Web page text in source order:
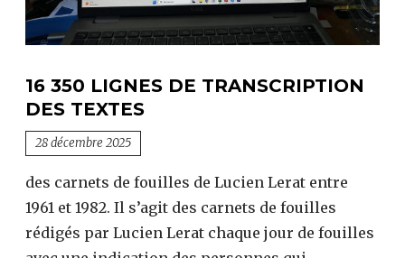
16 350 LIGNES DE TRANSCRIPTION
DES TEXTES
28 décembre 2025
des carnets de fouilles de Lucien Lerat entre
1961 et 1982. Il s’agit des carnets de fouilles
rédigés par Lucien Lerat chaque jour de fouilles